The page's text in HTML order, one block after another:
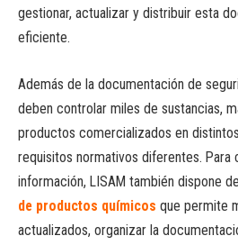
gestionar, actualizar y distribuir esta
eficiente.
Además de la documentación de
deben controlar miles de sustancias,
productos comercializados en
requisitos normativos diferentes. Para
información, LISAM también dispone
de productos químicos que permite
actualizados, organizar la